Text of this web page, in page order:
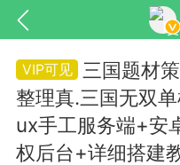
三国题材
整理真.三国无双
ux手工服务端+安
权后台+详细搭建